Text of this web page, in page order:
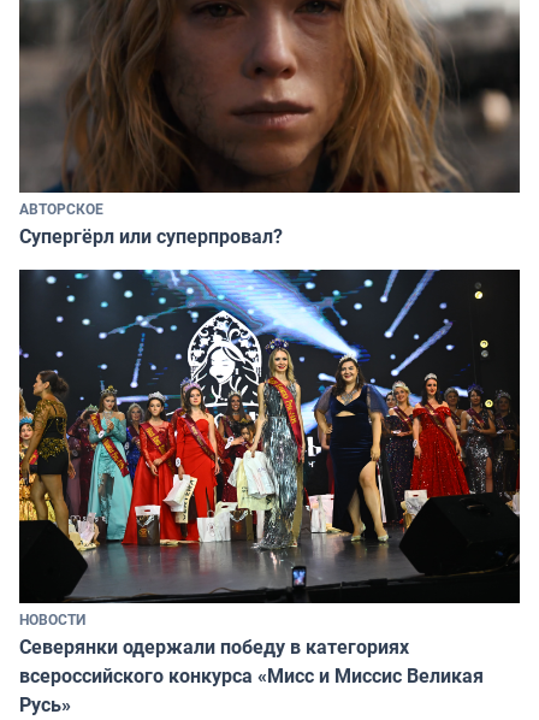
АВТОРСКОЕ
Супергёрл или суперпровал?
НОВОСТИ
Северянки одержали победу в категориях
всероссийского конкурса «Мисс и Миссис Великая
Русь»